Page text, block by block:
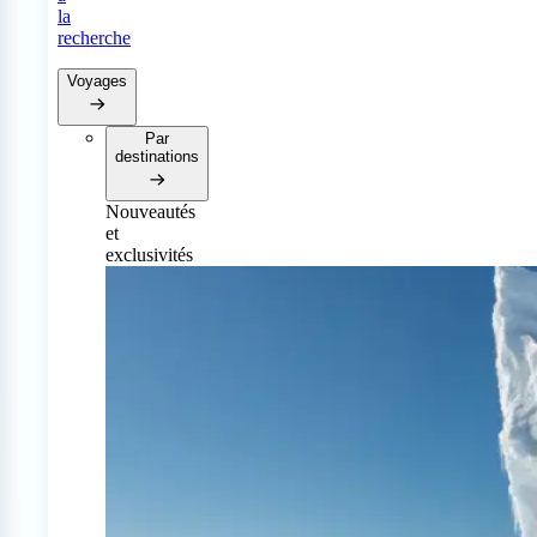
la
recherche
Voyages
Par
destinations
Nouveautés
et
exclusivités